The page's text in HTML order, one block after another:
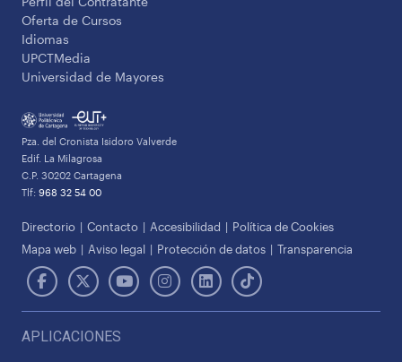
Oferta de Cursos
Idiomas
UPCTMedia
Universidad de Mayores
Pza. del Cronista Isidoro Valverde
Edif. La Milagrosa
C.P. 30202 Cartagena
Tlf: 968 32 54 00
Directorio Contacto Accesibilidad
Política de Cookies
Mapa web
Aviso legal Protección de datos Transparencia
APLICACIONES